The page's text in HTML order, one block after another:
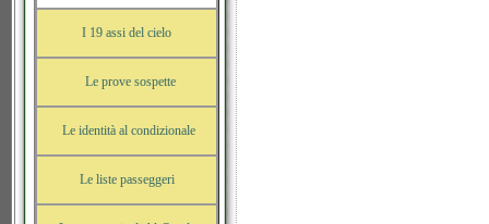
I 19 assi del cielo
Le prove sospette
Le identità al condizionale
Le liste passeggeri